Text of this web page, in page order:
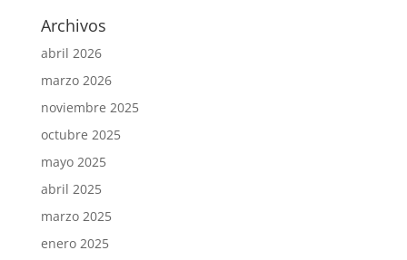
Archivos
abril 2026
marzo 2026
noviembre 2025
octubre 2025
mayo 2025
abril 2025
marzo 2025
enero 2025